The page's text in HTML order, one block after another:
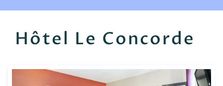
Hôtel Le Concorde